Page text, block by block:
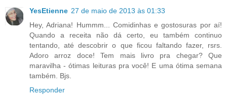
YesEtienne 27 de maio de 2013 às 01:33
Hey, Adriana! Hummm... Comidinhas e gostosuras por aí!
Quando a receita não dá certo, eu também continuo
tentando, até descobrir o que ficou faltando fazer, rsrs.
Adoro arroz doce! Tem mais livro pra chegar? Que
maravilha - ótimas leituras pra você! E uma ótima semana
também. Bjs.
Responder